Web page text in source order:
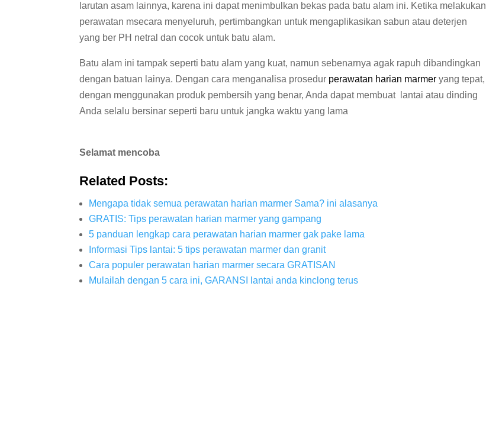
larutan asam lainnya, karena ini dapat menimbulkan bekas pada batu alam ini. Ketika melakukan
perawatan msecara menyeluruh, pertimbangkan untuk mengaplikasikan sabun atau deterjen
yang ber PH netral dan cocok untuk batu alam.
Batu alam ini tampak seperti batu alam yang kuat, namun sebenarnya agak rapuh dibandingkan
dengan batuan lainya. Dengan cara menganalisa prosedur perawatan harian marmer yang tepat,
dengan menggunakan produk pembersih yang benar, Anda dapat membuat lantai atau dinding
Anda selalu bersinar seperti baru untuk jangka waktu yang lama
Selamat mencoba
Related Posts:
Mengapa tidak semua perawatan harian marmer Sama? ini alasanya
GRATIS: Tips perawatan harian marmer yang gampang
5 panduan lengkap cara perawatan harian marmer gak pake lama
Informasi Tips lantai: 5 tips perawatan marmer dan granit
Cara populer perawatan harian marmer secara GRATISAN
Mulailah dengan 5 cara ini, GARANSI lantai anda kinclong terus